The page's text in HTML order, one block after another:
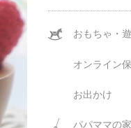
おもちゃ・
オンライン
お出かけ
パパママの